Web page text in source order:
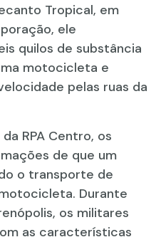
Tropical, em
ele
quilos de substância
motocicleta e
pelas ruas da
RPA Centro, os
de que um
o transporte de
Durante
os militares
as características